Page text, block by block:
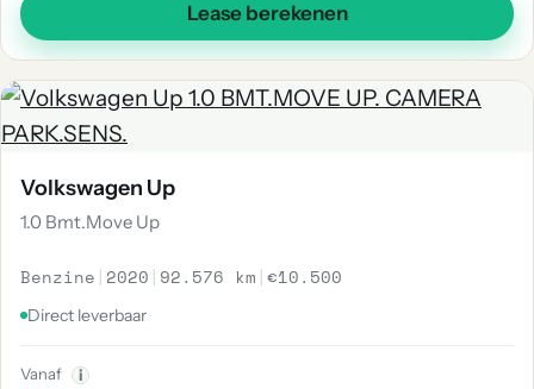
Lease berekenen
Volkswagen Up
1.0 Bmt.Move Up
Benzine | 2020 | 92.576 km |€10.500
Direct leverbaar
Vanaf i